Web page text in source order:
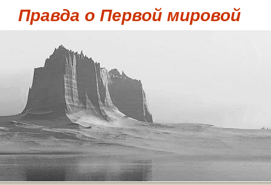
Правда о Первой мировой